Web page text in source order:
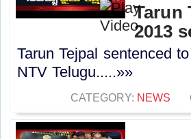
Tarun
2013
Tarun Tejpal sentenced
NTV Telugu.....»»
CATEGORY: NEWS